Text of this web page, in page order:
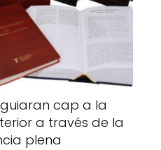
guiaran cap a la
a través de la
plena